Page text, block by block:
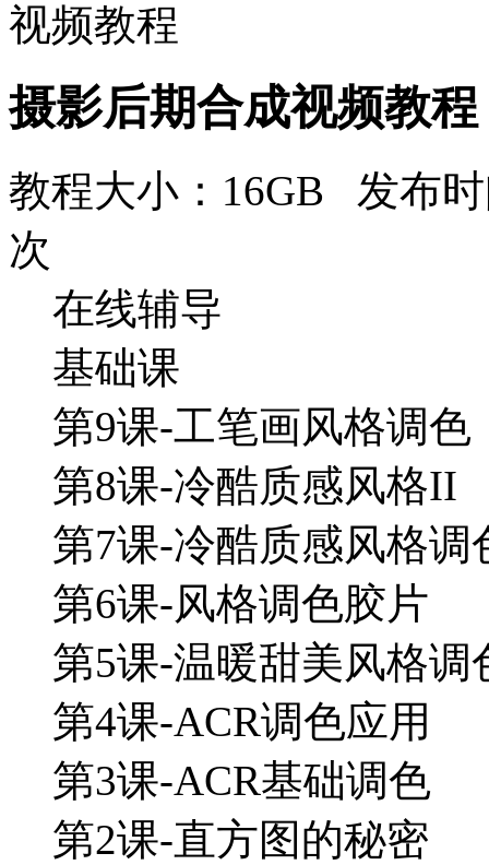
视频教程
摄影后期合成视频教程
教程大小：16GB 发布
次
在线辅导
基础课
第9课-工笔画风格调色
第8课-冷酷质感风格II
第7课-冷酷质感风格调
第6课-风格调色胶片
第5课-温暖甜美风格调
第4课-ACR调色应用
第3课-ACR基础调色
第2课-直方图的秘密